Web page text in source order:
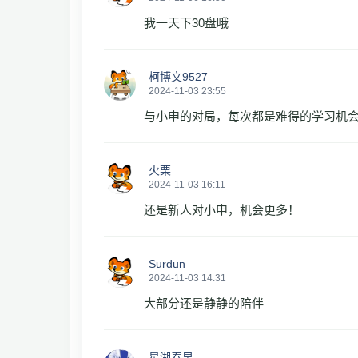
我一天下30盘哦
柯博文9527
2024-11-03 23:55
与小申的对局，每次都是难得的学习机
火栗
2024-11-03 16:11
还是新人对小申，机会更多！
Surdun
2024-11-03 14:31
大部分还是静静的陪伴